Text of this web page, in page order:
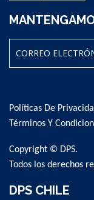
Our
Newsletter:
Políticas De
Términos Y
Copyright © DPS.
Todos los derechos
DPS CHILE